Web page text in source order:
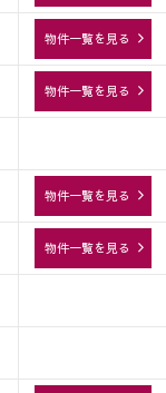
物件一覧を見る
物件一覧を見る
物件一覧を見る
物件一覧を見る